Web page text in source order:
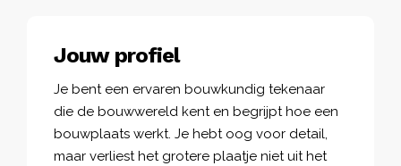
Jouw profiel
Je bent een ervaren bouwkundig tekenaar
die de bouwwereld kent en begrijpt hoe een
bouwplaats werkt. Je hebt oog voor detail,
maar verliest het grotere plaatje niet uit het